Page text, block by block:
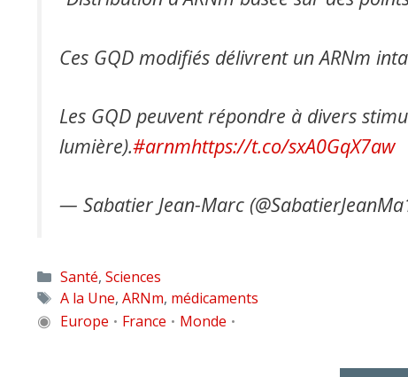
Ces GQD modifiés délivrent un ARNm
Les GQD peuvent répondre à divers
lumière).#arnmhttps://t.co/sxA0GqX7aw
— Sabatier Jean-Marc
Catégories
Santé, Sciences
Étiquettes
A la Une, ARNm, médicaments
◉ Europe • France • Monde •